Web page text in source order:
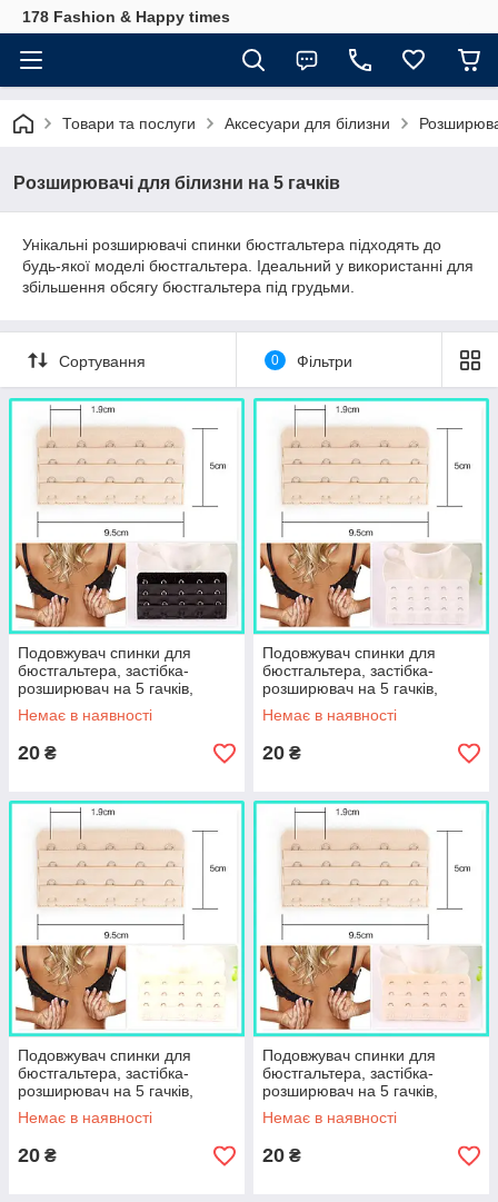
178 Fashion & Happy times
Товари та послуги Аксесуари для білизни
Розширювачі для білизни на 5 гачків
Унікальні розширювачі спинки бюстгальтера підходять до
будь-якої моделі бюстгальтера. Ідеальний у використанні для
збільшення обсягу бюстгальтера під грудьми.
Сортування 0 Фільтри
Подовжувач спинки для
бюстгальтера, застібка-
розширювач на 5 гачків,
чорний
Немає в наявності
20 ₴
Подовжувач спинки для
бюстгальтера, застібка-
розширювач на 5 гачків,
білий
Немає в наявності
20 ₴
Подовжувач спинки для
бюстгальтера, застібка-
розширювач на 5 гачків,
айворі
Немає в наявності
20 ₴
Подовжувач спинки для
бюстгальтера, застібка-
розширювач на 5 гачків,
світло тілесний
Немає в наявності
20 ₴